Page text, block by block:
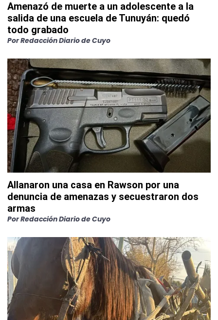
Amenazó de muerte a un adolescente a la
salida de una escuela de Tunuyán: quedó
todo grabado
PorRedacción Diario de Cuyo
Allanaron una casa en Rawson por una
denuncia de amenazas y secuestraron dos
armas
PorRedacción Diario de Cuyo